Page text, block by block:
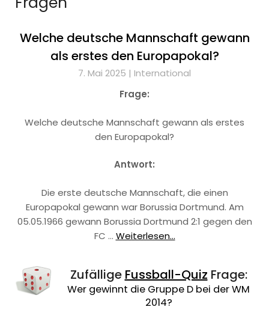
Welche deutsche Mannschaft gewann
als erstes den Europapokal?
7. Mai 2025 | International
Frage:
Welche deutsche Mannschaft gewann als erstes
den Europapokal?
Antwort:
Die erste deutsche Mannschaft, die einen
Europapokal gewann war Borussia Dortmund. Am
05.05.1966 gewann Borussia Dortmund 2:1 gegen den
FC … Weiterlesen...
Zufällige Fussball-Quiz Frage:
Wer gewinnt die Gruppe D bei der WM
2014?